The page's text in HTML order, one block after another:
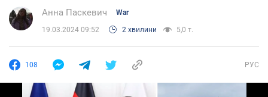
Анна Паскевич War
19.03.2024 09:52 2 хвилини 5,0 т.
108 РУС